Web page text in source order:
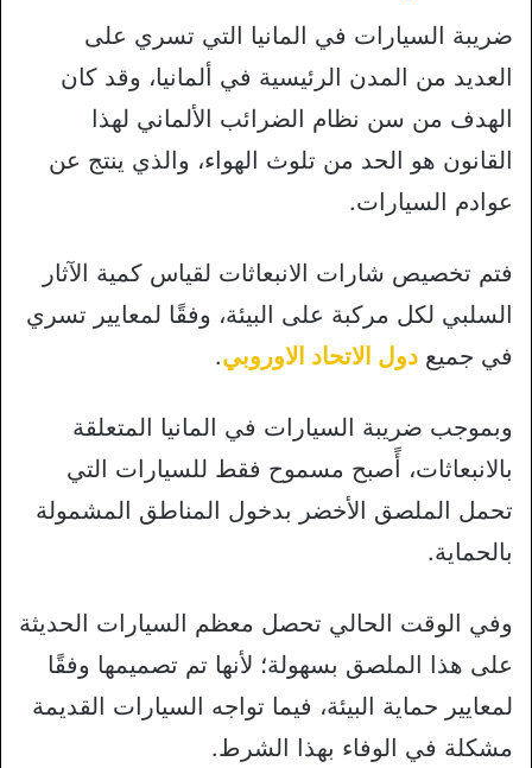
ضريبة السيارات في المانيا التي تسري على
العديد من المدن الرئيسية في ألمانيا، وقد كان
الهدف من سن نظام الضرائب الألماني لهذا
القانون هو الحد من تلوث الهواء، والذي ينتج عن
عوادم السيارات.
فتم تخصيص شارات الانبعاثات لقياس كمية الآثار
السلبي لكل مركبة على البيئة، وفقًا لمعايير تسري
في جميع دول الاتحاد الاوروبي.
وبموجب ضريبة السيارات في المانيا المتعلقة
بالانبعاثات، أًصبح مسموح فقط للسيارات التي
تحمل الملصق الأخضر بدخول المناطق المشمولة
بالحماية.
وفي الوقت الحالي تحصل معظم السيارات الحديثة
على هذا الملصق بسهولة؛ لأنها تم تصميمها وفقًا
لمعايير حماية البيئة، فيما تواجه السيارات القديمة
مشكلة في الوفاء بهذا الشرط.